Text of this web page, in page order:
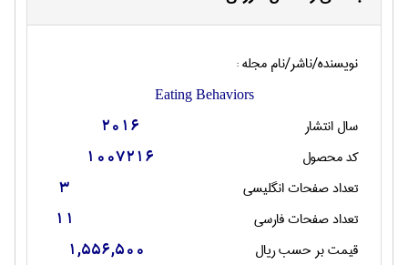
نویسنده/ناشر/نام مجله :
Eating Behaviors
سال انتشار 2016
کد محصول 1007216
تعداد صفحات انگليسی 3
تعداد صفحات فارسی 11
قیمت بر حسب ریال 1,556,500